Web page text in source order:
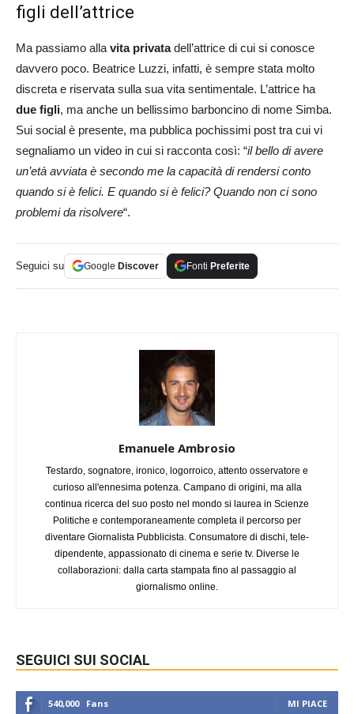
figli dell’attrice
Ma passiamo alla vita privatadell’attrice di cui si conosce
davvero poco. Beatrice Luzzi, infatti, è sempre stata molto
discreta e riservata sulla sua vita sentimentale. L’attrice ha
due figli, ma anche un bellissimo barboncino di nome Simba.
Sui social è presente, ma pubblica pochissimi post tra cui vi
segnaliamo un video in cui si racconta così: “il bello di avere
un’età avviata è secondo me la capacità di rendersi conto
quando si è felici. E quando si è felici? Quando non ci sono
problemi da risolvere“.
Seguici su Google Discover Fonti Preferite
Emanuele Ambrosio
Testardo, sognatore, ironico, logorroico, attento osservatore e
curioso all'ennesima potenza. Campano di origini, ma alla
continua ricerca del suo posto nel mondo si laurea in Scienze
Politiche e contemporaneamente completa il percorso per
diventare Giornalista Pubblicista. Consumatore di dischi, tele-
dipendente, appassionato di cinema e serie tv. Diverse le
collaborazioni: dalla carta stampata fino al passaggio al
giornalismo online.
SEGUICI SUI SOCIAL
540,000 Fans MI PIACE